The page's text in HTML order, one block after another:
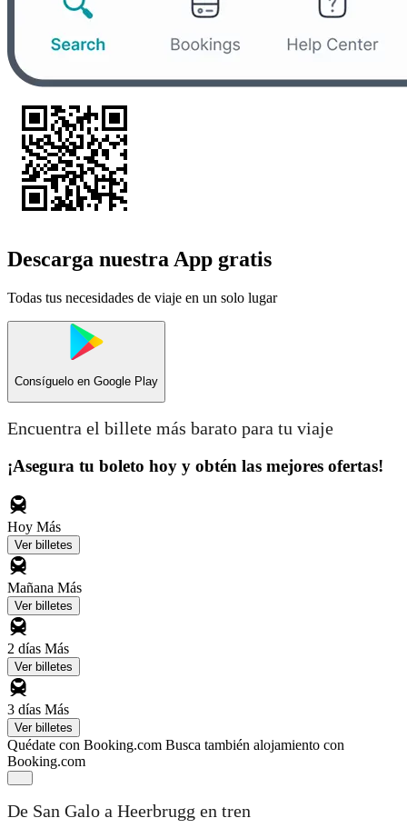
Descarga nuestra App gratis
Todas tus necesidades de viaje en un solo lugar
Consíguelo en Google Play
Encuentra el billete más barato para tu viaje
¡Asegura tu boleto hoy y obtén las mejores ofertas!
Hoy Más
Ver billetes
Mañana Más
Ver billetes
2 días Más
Ver billetes
3 días Más
Ver billetes
Quédate con Booking.com Busca también alojamiento con
Booking.com
De San Galo a Heerbrugg en tren